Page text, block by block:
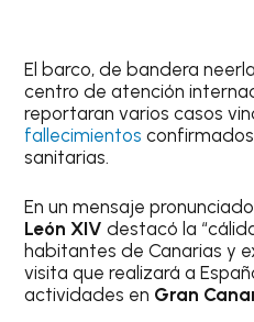
El barco, de bandera
centro de atención
reportaran varios casos
fallecimientos
sanitarias.
En un mensaje
León XIV destacó la
habitantes de Canarias y
visita que realizará a
actividades en Gran